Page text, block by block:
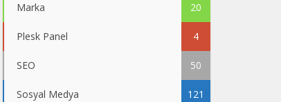
Marka 20
Plesk Panel 4
SEO 50
Sosyal Medya 121